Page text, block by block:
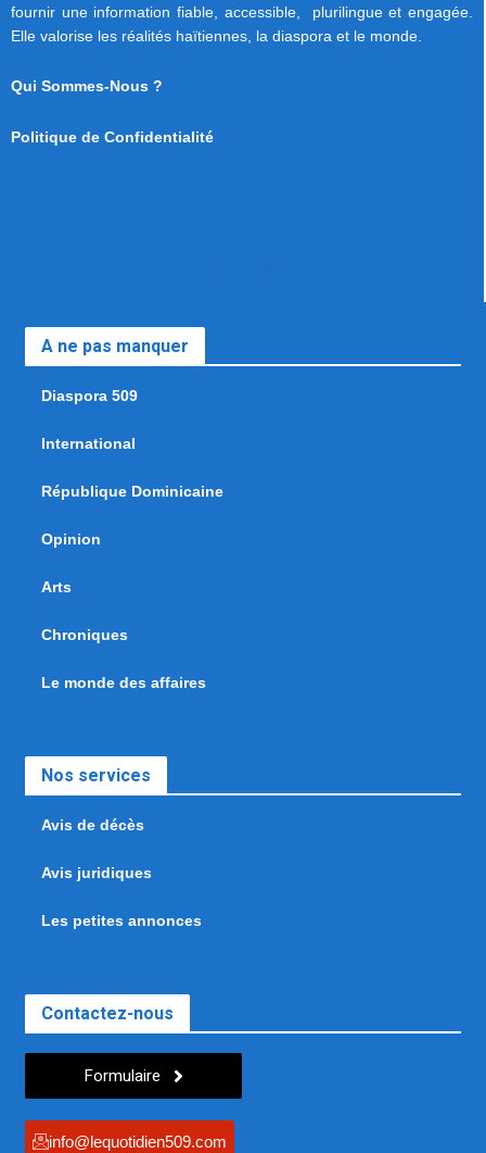
fournir une information fiable, accessible, plurilingue et engagée.
Elle valorise les réalités haïtiennes, la diaspora et le monde.
Qui Sommes-Nous ?
Politique de Confidentialité
A ne pas manquer
Diaspora 509
International
République Dominicaine
Opinion
Arts
Chroniques
Le monde des affaires
Nos services
Avis de décès
Avis juridiques
Les petites annonces
Contactez-nous
Formulaire
info@lequotidien509.com